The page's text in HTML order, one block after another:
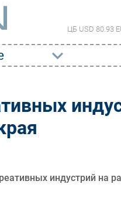
ЦБ USD 80.93
Маркетинг
ПО
индустрий на